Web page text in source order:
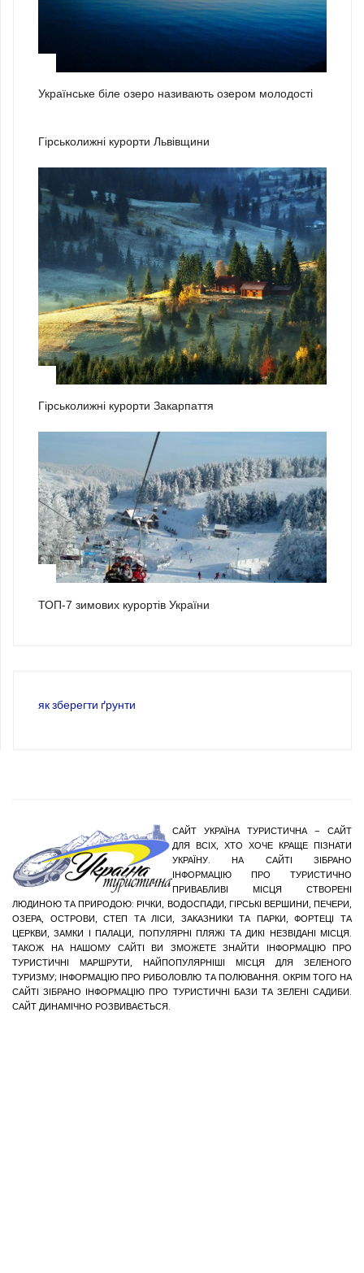
Українське біле озеро називають озером молодості
Гірськолижні курорти Львівщини
Гірськолижні курорти Закарпаття
ТОП-7 зимових курортів України
як зберегти ґрунти
САЙТ УКРАЇНА ТУРИСТИЧНА – САЙТ
ДЛЯ ВСІХ, ХТО ХОЧЕ КРАЩЕ ПІЗНАТИ
УКРАЇНУ. НА САЙТІ ЗІБРАНО
ІНФОРМАЦІЮ ПРО ТУРИСТИЧНО
ПРИВАБЛИВІ МІСЦЯ СТВОРЕНІ
ЛЮДИНОЮ ТА ПРИРОДОЮ: РІЧКИ, ВОДОСПАДИ, ГІРСЬКІ ВЕРШИНИ, ПЕЧЕРИ,
ОЗЕРА, ОСТРОВИ, СТЕП ТА ЛІСИ, ЗАКАЗНИКИ ТА ПАРКИ, ФОРТЕЦІ ТА
ЦЕРКВИ, ЗАМКИ І ПАЛАЦИ, ПОПУЛЯРНІ ПЛЯЖІ ТА ДИКІ НЕЗВІДАНІ МІСЦЯ.
ТАКОЖ НА НАШОМУ САЙТІ ВИ ЗМОЖЕТЕ ЗНАЙТИ ІНФОРМАЦІЮ ПРО
ТУРИСТИЧНІ МАРШРУТИ, НАЙПОПУЛЯРНІШІ МІСЦЯ ДЛЯ ЗЕЛЕНОГО
ТУРИЗМУ; ІНФОРМАЦІЮ ПРО РИБОЛОВЛЮ ТА ПОЛЮВАННЯ. ОКРІМ ТОГО НА
САЙТІ ЗІБРАНО ІНФОРМАЦІЮ ПРО ТУРИСТИЧНІ БАЗИ ТА ЗЕЛЕНІ САДИБИ.
САЙТ ДИНАМІЧНО РОЗВИВАЄТЬСЯ.